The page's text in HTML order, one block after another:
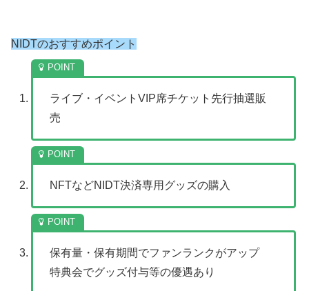
NIDTのおすすめポイント
ライブ・イベントVIP席チケット先行抽選販
売
NFTなどNIDT決済専用グッズの購入
保有量・保有期間でファンランクがアップ
特典会でグッズ付与等の優遇あり